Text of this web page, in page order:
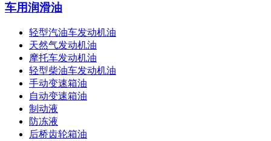
车用润滑油
轻型汽油车发动机油
天然气发动机油
摩托车发动机油
轻型柴油车发动机油
手动变速箱油
自动变速箱油
制动液
防冻液
后桥齿轮箱油